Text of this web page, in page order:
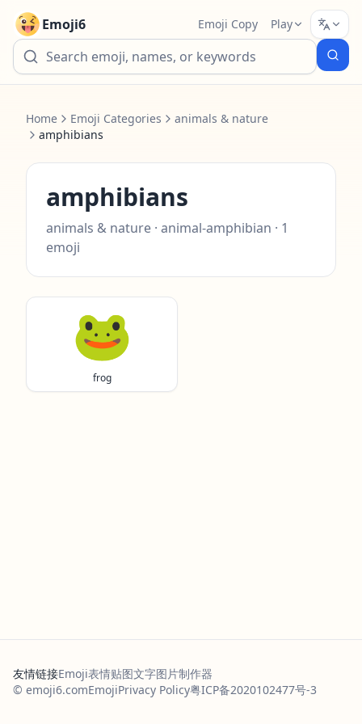
Emoji6 Emoji Copy Play
Home Emoji Categories
animals & nature
amphibians
amphibians
animals & nature · animal-amphibian · 1
emoji
🐸
frog
友情链接Emoji表情贴图文字图片制作器
© emoji6.comEmojiPrivacy Policy粤ICP备2020102477号-3